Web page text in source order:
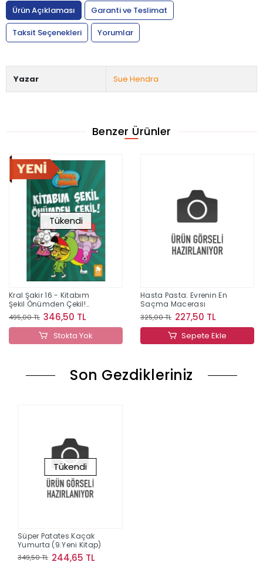
Ürün Açıklaması
Garanti ve Teslimat
Taksit Seçenekleri
Yorumlar
Yazar Sue Hendra
Benzer Ürünler
Tükendi
Kral Şakir 16 - Kitabım
Şekil Önümden Çekil!
(Ciltli)
495,00 TL 346,50 TL
Stokta Yok
Hasta Pasta: Evrenin En
Saçma Macerası
325,00 TL 227,50 TL
Sepete Ekle
Son Gezdikleriniz
Tükendi
Süper Patates Kaçak
Yumurta (9.Yeni Kitap)
349,50 TL 244,65 TL